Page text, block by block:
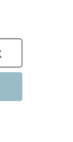
及ぶジャン
ぞ宜しくお